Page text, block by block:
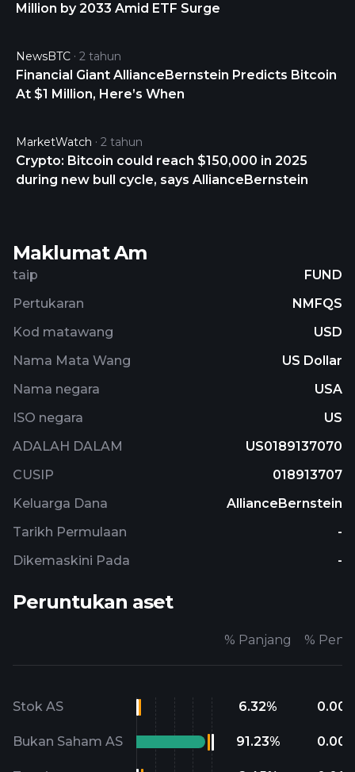
Million by 2033 Amid ETF Surge
NewsBTC 2 tahun
Financial Giant AllianceBernstein Predicts Bitcoin
At $1 Million, Here’s When
MarketWatch 2 tahun
Crypto: Bitcoin could reach $150,000 in 2025
during new bull cycle, says AllianceBernstein
Maklumat Am
taip
FUND
Pertukaran
NMFQS
Kod matawang
USD
Nama Mata Wang
US Dollar
Nama negara
USA
ISO negara
US
ADALAH DALAM
US0189137070
CUSIP
018913707
Keluarga Dana
AllianceBernstein
Tarikh Permulaan
-
Dikemaskini Pada
-
Peruntukan aset
% Panjang %
Stok AS 6.32% 0.00
Bukan Saham AS 91.23% 0.00